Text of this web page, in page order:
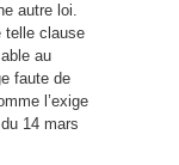
autre loi.
telle clause
au
faute de
l’exige
14 mars